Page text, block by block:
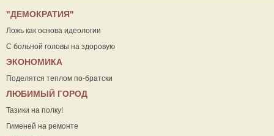
"ДЕМОКРАТИЯ"
Ложь как основа идеологии
С больной головы на здоровую
ЭКОНОМИКА
Поделятся теплом по-братски
ЛЮБИМЫЙ ГОРОД
Тазики на полку!
Гименей на ремонте